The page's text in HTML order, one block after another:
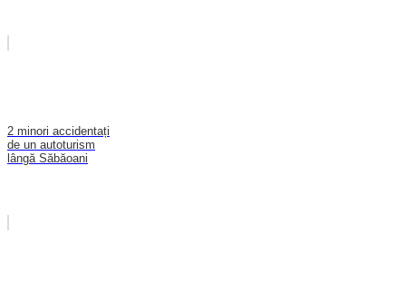
2 minori accidentați
de un autoturism
lângă Săbăoani